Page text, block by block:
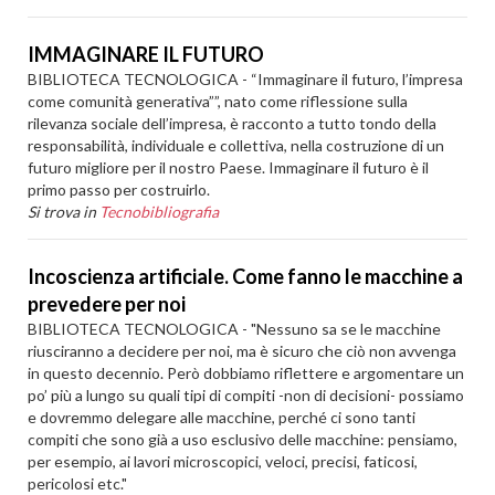
IMMAGINARE IL FUTURO
BIBLIOTECA TECNOLOGICA - “Immaginare il futuro, l’impresa
come comunità generativa””, nato come riflessione sulla
rilevanza sociale dell’impresa, è racconto a tutto tondo della
responsabilità, individuale e collettiva, nella costruzione di un
futuro migliore per il nostro Paese. Immaginare il futuro è il
primo passo per costruirlo.
Si trova in Tecnobibliografia
Incoscienza artificiale. Come fanno le macchine a
prevedere per noi
BIBLIOTECA TECNOLOGICA - "Nessuno sa se le macchine
riusciranno a decidere per noi, ma è sicuro che ciò non avvenga
in questo decennio. Però dobbiamo riflettere e argomentare un
po’ più a lungo su quali tipi di compiti -non di decisioni- possiamo
e dovremmo delegare alle macchine, perché ci sono tanti
compiti che sono già a uso esclusivo delle macchine: pensiamo,
per esempio, ai lavori microscopici, veloci, precisi, faticosi,
pericolosi etc."